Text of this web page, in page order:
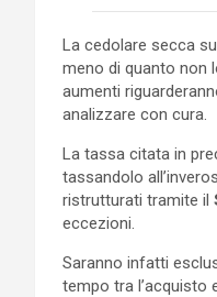
La cedolare secca
meno di quanto non
aumenti
analizzare con cura.
La tassa citata in
tassandolo
ristrutturati tramite il
eccezioni.
Saranno infatti
tempo tra l’acquisto